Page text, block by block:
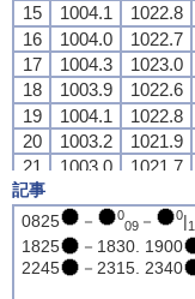
15
1004.1 1022.8
16
1004.0 1022.7
17
1004.3 1023.0
18
1003.9 1022.6
19
1004.1 1022.8
20
1003.2 1021.9
21
1003.0 1021.7
22
23
1001.8 1020.5
24
1000.8 1019.4
15
1004.1 1022.8
16
1004.0 1022.7
17
1004.3 1023.0
18
1003.9 1022.6
19
1004.1 1022.8
20
1003.2 1021.9
21
1003.0 1021.7
22
23
1001.8 1020.5
24
1000.8 1019.4
15
1004.1 1022.8
16
1004.0 1022.7
17
1004.3 1023.0
18
1003.9 1022.6
19
1004.1 1022.8
20
1003.2 1021.9
21
1003.0 1021.7
22
23
1001.8 1020.5
24
1000.8 1019.4
15
1004.1 1022.8
16
1004.0 1022.7
17
1004.3 1023.0
18
1003.9 1022.6
19
1004.1 1022.8
20
1003.2 1021.9
21
1003.0 1021.7
22
23
1001.8 1020.5
24
1000.8 1019.4
記事
0825
－ 0
09－ 0|
1825
－1830. 1900
2245
－2315. 2340